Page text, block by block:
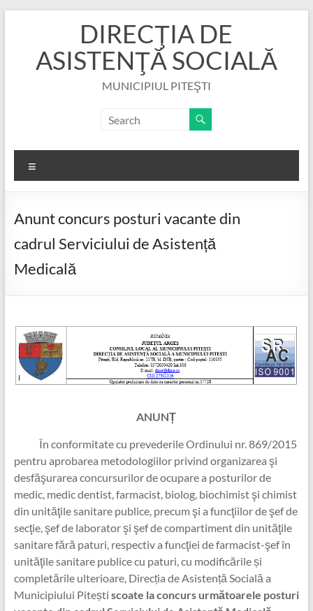
DIRECŢIA DE
ASISTENŢĂ SOCIALĂ
MUNICIPIUL PITEŞTI
Anunt concurs posturi vacante din
cadrul Serviciului de Asistență
Medicală
ANUNȚ
În conformitate cu prevederile Ordinului nr. 869/2015
pentru aprobarea metodologiilor privind organizarea şi
desfăşurarea concursurilor de ocupare a posturilor de
medic, medic dentist, farmacist, biolog, biochimist şi chimist
din unităţile sanitare publice, precum şi a funcţiilor de şef de
secţie, şef de laborator şi şef de compartiment din unităţile
sanitare fără paturi, respectiv a funcţiei de farmacist-şef în
unităţile sanitare publice cu paturi, cu modificările și
completările ulterioare, Direcția de Asistență Socială a
Municipiului Pitești scoate la concurs următoarele posturi